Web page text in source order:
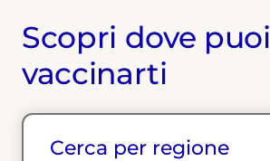
Scopri dove puoi
vaccinarti
Cerca per regione